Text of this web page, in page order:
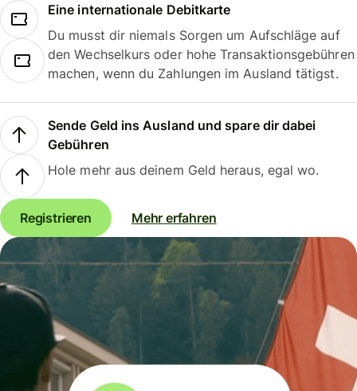
Eine internationale Debitkarte
Du musst dir niemals Sorgen um Aufschläge auf
den Wechselkurs oder hohe Transaktionsgebühren
machen, wenn du Zahlungen im Ausland tätigst.
Sende Geld ins Ausland und spare dir dabei
Gebühren
Hole mehr aus deinem Geld heraus, egal wo.
Registrieren Mehr erfahren